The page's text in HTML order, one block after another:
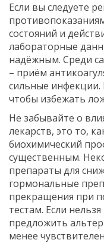
Если вы следуете
состояний и
лабораторные
надёжным. Среди
– приём
сильные инфекции.
чтобы избежать
Не забывайте о
лекарств, это то,
биохимический
существенным.
препараты для
гормональные
прекращения при
тестам. Если
предложить
менее